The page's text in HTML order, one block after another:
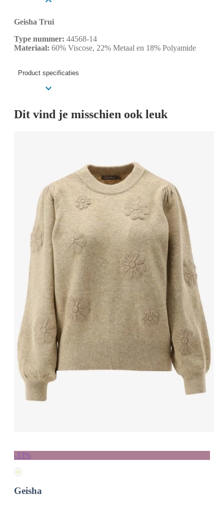
Geisha Trui
Type nummer: 44568-14
Materiaal: 60% Viscose, 22% Metaal en 18% Polyamide
Product specificaties
Dit vind je misschien ook leuk
-33%
Geisha